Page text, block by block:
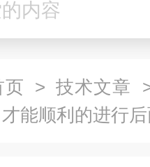
页 > 技术文章
能顺利的进行